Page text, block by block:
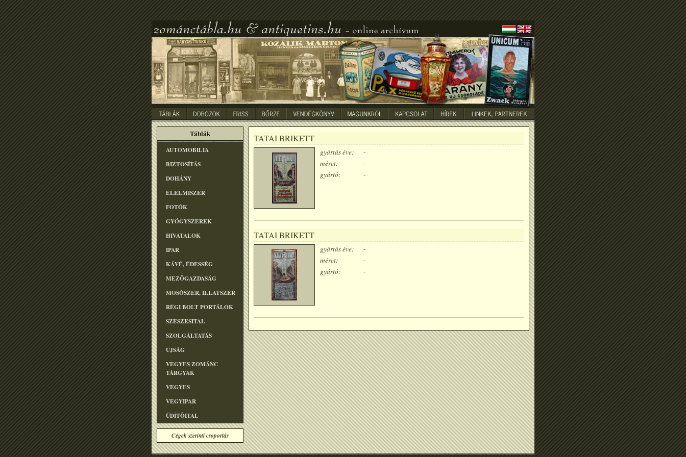
Táblák
AUTOMOBILIA
BIZTOSÍTÁS
DOHÁNY
ÉLELMISZER
FOTÓK
GYÓGYSZEREK
HIVATALOK
IPAR
KÁVÉ, ÉDESSÉG
MEZÕGAZDASÁG
MOSÓSZER, ILLATSZER
RÉGI BOLT PORTÁLOK
SZESZESITAL
SZOLGÁLTATÁS
ÚJSÁG
VEGYES ZOMÁNC
TÁRGYAK
VEGYES
VEGYIPAR
ÜDÍTÕITAL
Cégek szerinti csoportás
TATAI BRIKETT
gyártás éve:
-
méret:
-
gyártó:
-
TATAI BRIKETT
gyártás éve:
-
méret:
-
gyártó:
-